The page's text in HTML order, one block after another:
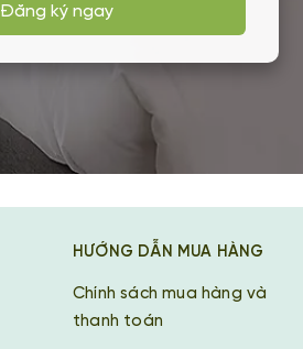
Đăng ký ngay
HƯỚNG DẪN MUA HÀNG
Chính sách mua hàng và
thanh toán